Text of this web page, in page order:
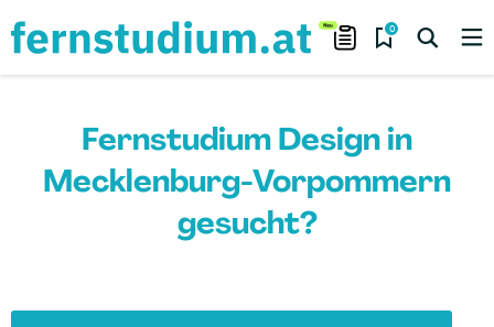
0
Fernstudium Design in
Mecklenburg-Vorpommern
gesucht?